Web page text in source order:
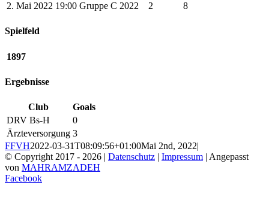
2. Mai 2022 19:00 Gruppe C 2022 2 8
Spielfeld
1897
Ergebnisse
Club
Goals
DRV Bs-H
0
Ärzteversorgung 3
FFVH2022-03-31T08:09:56+01:00Mai 2nd, 2022|
© Copyright 2017 - 2026 | Datenschutz | Impressum | Angepasst
von MAHRAMZADEH
Facebook